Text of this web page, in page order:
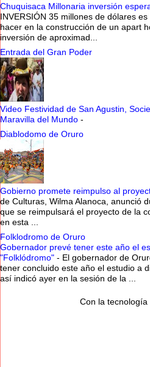
Chuquisaca Millonaria inversión
INVERSIÓN 35 millones de dólares
hacer en la construcción de un apart
inversión de aproximad...
Entrada del Gran Poder
Video Festividad de San Agustin,
Maravilla del Mundo -
Diablodomo de Oruro
Gobierno promete reimpulso al
de Culturas, Wilma Alanoca, anunció
que se reimpulsará el proyecto de la
en esta ...
Folklodromo de Oruro
Gobernador prevé tener este año el
"Folklódromo" - El gobernador de
tener concluido este año el estudio a
así indicó ayer en la sesión de la ...
Con la tecnología